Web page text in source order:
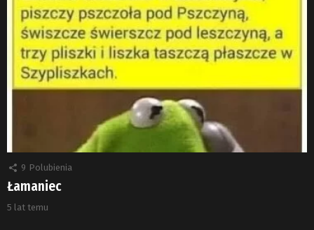
9 Polubienia
Łamaniec
5 lat temu